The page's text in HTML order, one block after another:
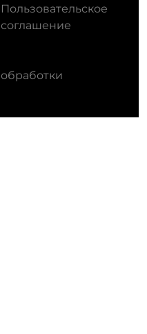
Пользовательское
соглашение